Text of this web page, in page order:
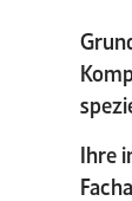
Ihre